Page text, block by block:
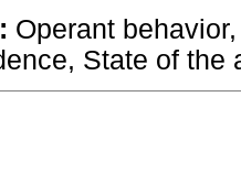
Operant
State of the